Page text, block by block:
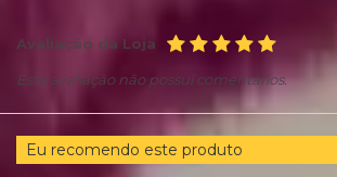
Avaliação da Loja
Esta avaliação não possui comentários.
Eu recomendo este produto